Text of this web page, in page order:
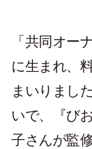
「共同オー
に生まれ、
まいりまし
いで、『び
子さんが監